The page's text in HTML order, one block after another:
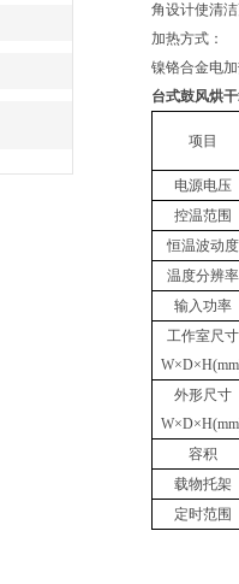
角设计使清洁
加热方式：
镍铬合金电
台式鼓风烘
项目
电源电压
控温范围
恒温波动度
温度分辨率
输入功率
工作室尺寸
外形尺寸
容积
载物托架
定时范围